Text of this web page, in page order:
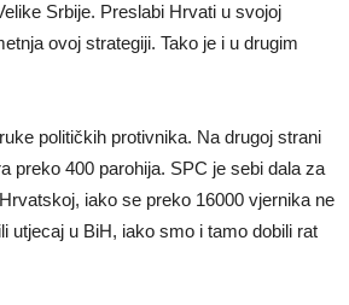
Srbije. Preslabi Hrvati u svojoj
ovoj strategiji. Tako je i u drugim
političkih protivnika. Na drugoj strani
preko 400 parohija. SPC je sebi dala za
iako se preko 16000 vjernika ne
utjecaj u BiH, iako smo i tamo dobili rat